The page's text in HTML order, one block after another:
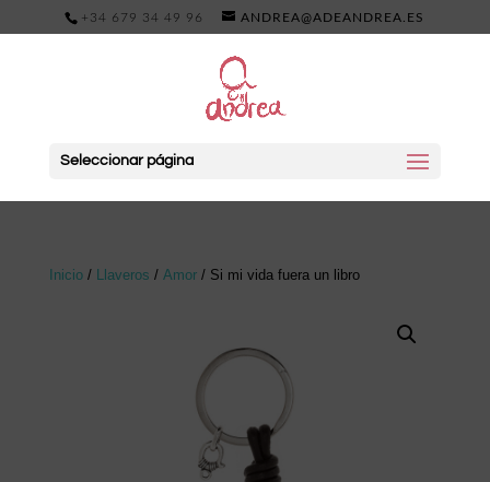
+34 679 34 49 96 ANDREA@ADEANDREA.ES
Seleccionar página
Inicio/ Llaveros / Amor/ Si mi vida fuera un libro